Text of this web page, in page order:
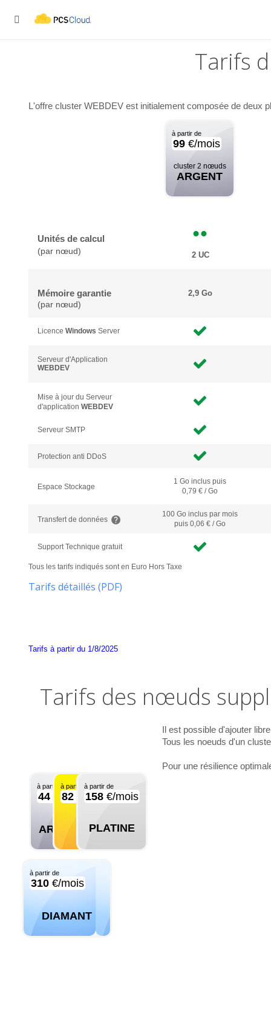

Tarifs
L'offre cluster WEBDEV est initialement composée de deux
à partir de
99 €/mois
cluster 2 nœuds
ARGENT
Unités de calcul
(par nœud) 2 UC
Mémoire garantie 2,9 Go
(par nœud)
Licence Windows Server
Serveur d'Application
WEBDEV
Mise à jour du Serveur
d'application WEBDEV
Serveur SMTP
Protection anti DDoS
Espace Stockage
1 Go inclus puis
0,79 € / Go
Transfert de données
100 Go incluspar mois
puis 0,06 € / Go
Support Technique gratuit
Tous les tarifs indiqués sont en Euro Hors Taxe
Tarifs détaillés (PDF)
Tarifs à partir du 1/8/2025
Tarifs des nœuds
Il est possible d'ajouter
Tous les noeuds d'un
Pour une résilience
à partir de
44 €/mois
ARGENT
à partir de
82 €/mois
OR
à partir de
158 €/mois
PLATINE
à partir de
310€/mois
DIAMANT